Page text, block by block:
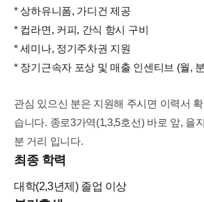
* 상하유니폼, 가디건 제공
* 컵라면, 커피, 간식 항시 구비
* 세미나, 정기주차권 지원
* 장기근속자 포상 및 매출 인센티브 (월,
관심 있으신 분은 지원해 주시면 이력서
습니다. 종로3가역(1,3,5호선) 바로 앞, 을
분 거리 입니다.
최종 학력
대학(2,3년제)졸업 이상